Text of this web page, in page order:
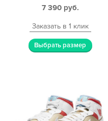
7 390 руб.
Заказать в 1 клик
Выбрать размер